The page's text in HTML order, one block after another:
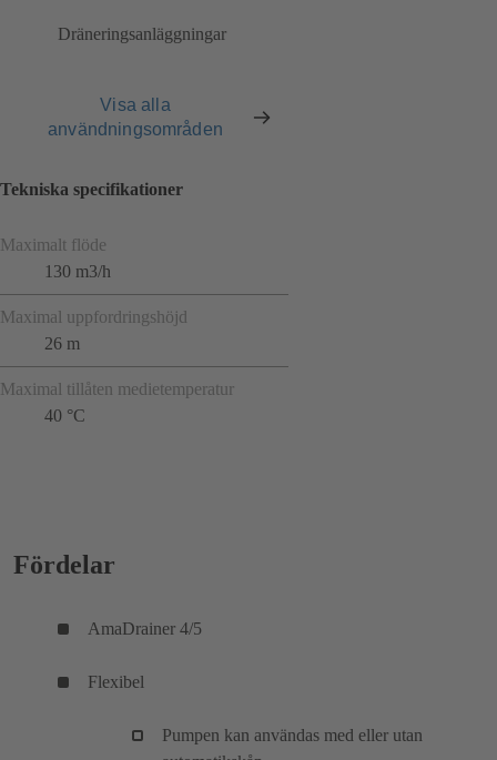
Dräneringsanläggningar
Visa alla
användningsområden
Tekniska specifikationer
Maximalt flöde
130 m3/h
Maximal uppfordringshöjd
26 m
Maximal tillåten medietemperatur
40 °C
Fördelar
AmaDrainer 4/5
Flexibel
Pumpen kan användas med eller utan